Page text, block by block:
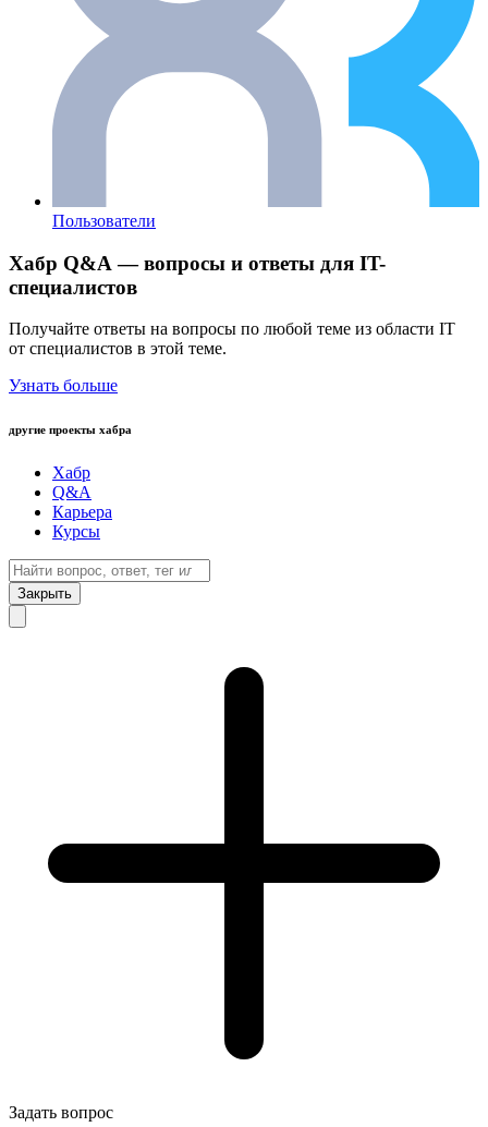
Пользователи
Хабр Q&A — вопросы и ответы для IT-
специалистов
Получайте ответы на вопросы по любой теме из области IT
от специалистов в этой теме.
Узнать больше
другие проекты хабра
Хабр
Q&A
Карьера
Курсы
Закрыть
Задать вопрос